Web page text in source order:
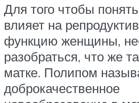
Для того чтобы
влияет на
функцию женщины,
разобраться, что же
матке. Полипом
доброкачественное